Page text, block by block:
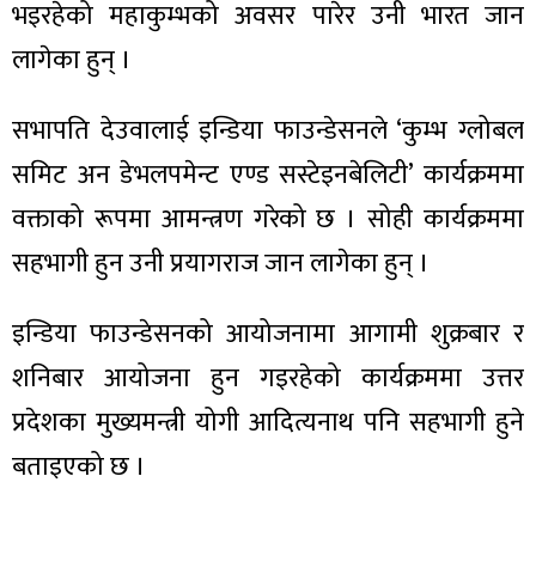
भइरहेको महाकुम्भको अवसर पारेर उनी भारत जान
लागेका हुन् ।
सभापति देउवालाई इन्डिया फाउन्डेसनले ‘कुम्भ ग्लोबल
समिट अन डेभलपमेन्ट एण्ड सस्टेइनबेलिटी’ कार्यक्रममा
वक्ताको रूपमा आमन्त्रण गरेको छ । सोही कार्यक्रममा
सहभागी हुन उनी प्रयागराज जान लागेका हुन् ।
इन्डिया फाउन्डेसनको आयोजनामा आगामी शुक्रबार र
शनिबार आयोजना हुन गइरहेको कार्यक्रममा उत्तर
प्रदेशका मुख्यमन्त्री योगी आदित्यनाथ पनि सहभागी हुने
बताइएको छ ।